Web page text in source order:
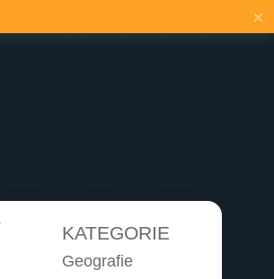
×
KATEGORIE
Geografie